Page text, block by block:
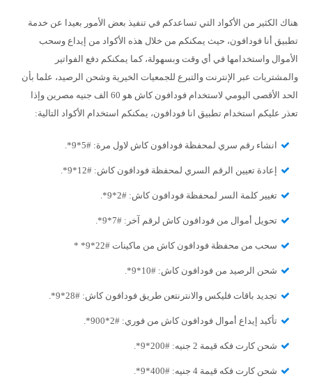
هناك الكثير من الأكواد التي تساعدكم في تنفيذ بعض الأمور بعيدا عن خدمة
تطبيق أنا فودافون، حيث يمكنكم من خلال هذه الأكواد من إيداع وسحب
الأموال واستخدامها في أي وقت وبسهولة، كما يمكنكم دفع الفواتير
والمشتريات عبر الإنترنت والتبرع للجمعيات الخيرية وشحن الرصيد، علما بأن
الحد الأقصى اليومي لاستخدام فودافون كاش هو 60 الف جنيه مصرين وإذا
تعذر عليكم استخدام تطبيق انا فودافون، يمكنكم استخدام الأكواد التالية:
انشاء رقم سري لمحفظة فودافون كاش لاول مرة: #5*9*.
إعادة تعيين الرقم السري لمحفظة فودافون كاش: #12*9*.
تغيير كلمة السر لمحفظة فودافون كاش: #2*9*.
تحويل أموال من فودافون كاش لرقم آخر: #7*9*.
سحب من محفظة فودافون كاش من ماكينات #22*9* *
شحن الرصيد من فودافون كاش: #10*9*.
تجديد باقات فليكس والانترنتعن طريق فودافون كاش: #28*9*.
تأكيد إيداع أموال فودافون كاش من فوري: #2*900*.
شحن كارت فكه قيمة 2 جنيه: #200*9*.
شحن كارت فكه قيمة 4 جنيه: #400*9*.